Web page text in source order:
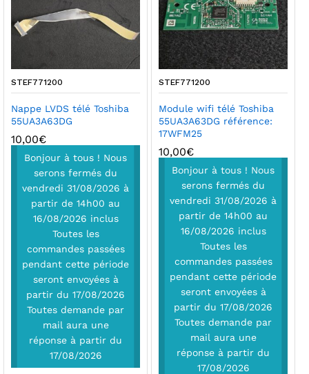
STEF771200
Nappe LVDS télé Toshiba
55UA3A63DG
10,00€
Bonjour à tous ! Nous
serons fermés du
vendredi 31/08/2026 à
partir de 14h00 au
16/08/2026 inclus
Toutes les
commandes passées
pendant cette période
seront envoyées à
partir du 17/08/2026
Toutes demande par
mail aura une
réponse à partir du
17/08/2026
STEF771200
Module wifi télé Toshiba
55UA3A63DG référence:
17WFM25
10,00€
Bonjour à tous ! Nous
serons fermés du
vendredi 31/08/2026 à
partir de 14h00 au
16/08/2026 inclus
Toutes les
commandes passées
pendant cette période
seront envoyées à
partir du 17/08/2026
Toutes demande par
mail aura une
réponse à partir du
17/08/2026